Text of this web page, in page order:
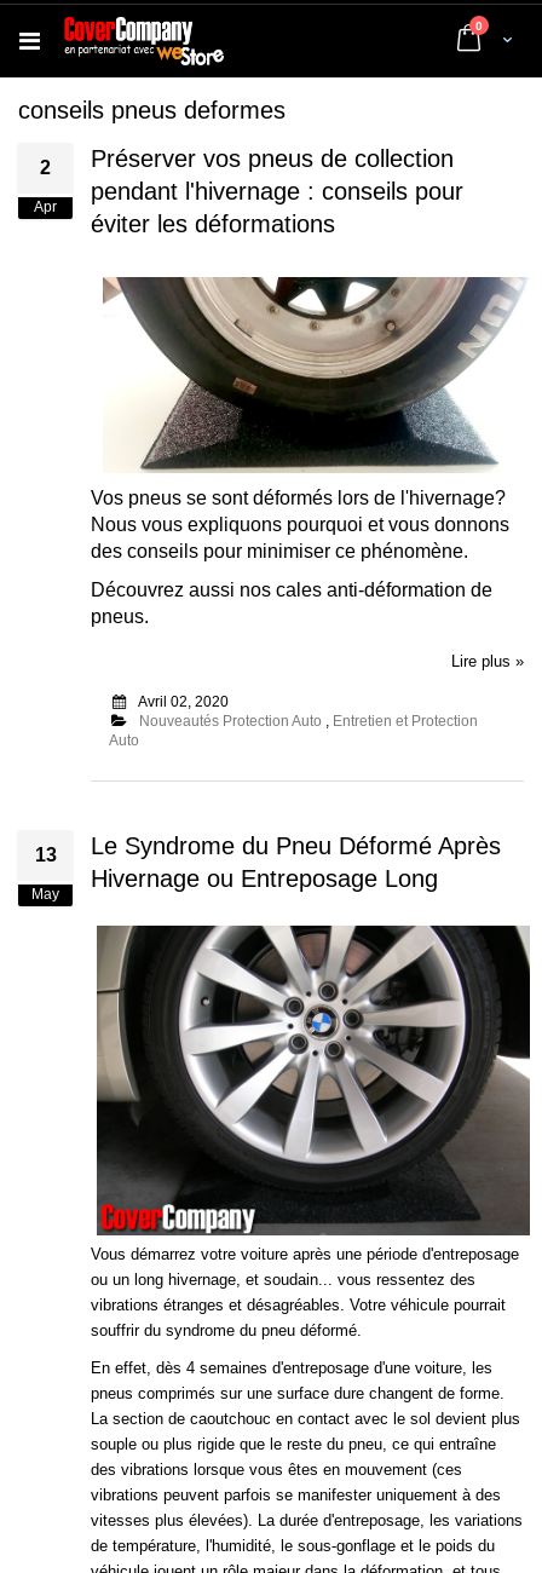
Cart
0 articles
conseils pneus deformes
2
Apr
Préserver vos pneus de collection
pendant l'hivernage : conseils pour
éviter les déformations
Vos pneus se sont déformés lors de l'hivernage?
Nous vous expliquons pourquoi et vous donnons
des conseils pour minimiser ce phénomène.
Découvrez aussi nos cales anti-déformation de
pneus.
Lire plus »
Avril 02, 2020
Nouveautés Protection Auto , Entretien et Protection
Auto
13
May
Le Syndrome du Pneu Déformé Après
Hivernage ou Entreposage Long
Vous démarrez votre voiture après une période d'entreposage
ou un long hivernage, et soudain... vous ressentez des
vibrations étranges et désagréables. Votre véhicule pourrait
souffrir du syndrome du pneu déformé.
En effet, dès 4 semaines d'entreposage d'une voiture, les
pneus comprimés sur une surface dure changent de forme.
La section de caoutchouc en contact avec le sol devient plus
souple ou plus rigide que le reste du pneu, ce qui entraîne
des vibrations lorsque vous êtes en mouvement (ces
vibrations peuvent parfois se manifester uniquement à des
vitesses plus élevées). La durée d'entreposage, les variations
de température, l'humidité, le sous-gonflage et le poids du